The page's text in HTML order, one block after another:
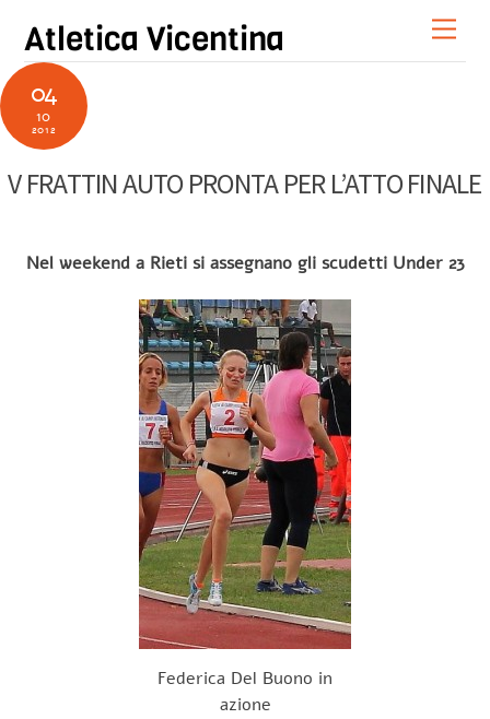
content
Atletica Vicentina
04
10
2012
V FRATTIN AUTO PRONTA PER L’ATTO FINALE
Nel weekend a Rieti si assegnano gli scudetti Under 23
Federica Del Buono in
azione